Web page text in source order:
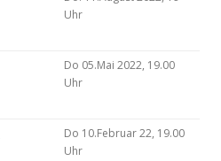
Uhr
Do 05.Mai 2022, 19.00
Uhr
Do 10.Februar 22, 19.00
Uhr